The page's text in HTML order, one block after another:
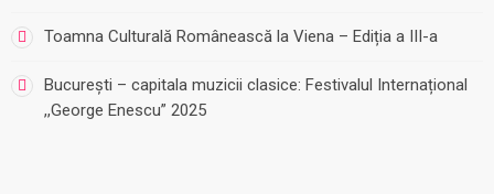
Toamna Culturală Românească la Viena – Ediția a III-a
București – capitala muzicii clasice: Festivalul Internațional
,,George Enescu” 2025